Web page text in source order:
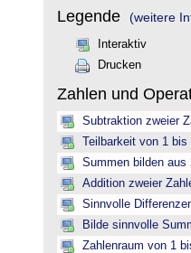
Legende (weitere
Interaktiv
Drucken
Zahlen und
Subtraktion zweier
Teilbarkeit von 1 bis
Summen bilden aus
Addition zweier
Sinnvolle
Bilde sinnvolle
Zahlenraum von 1